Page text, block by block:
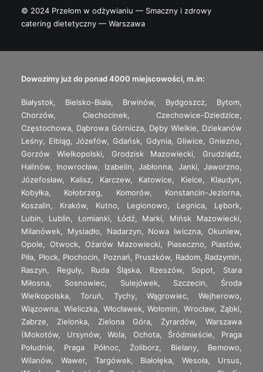
© 2024 Przełom w odżywianiu — Smaczny i zdrowy
catering dietetyczny — Warszawa
Dowozimy już do ponad 4000 miejscowości, m.in:
Białystok Bielsko-Biała Brwinów Bydgoszcz Bytom
Chorzów
Ciechocinek Czechowice-Dziedzice
Częstochowa
Dąbrowa Górnicza Dęby Wielkie
Dziekanów
Leśny
Elbląg ,Józefów ,Gdańsk Gdynia,Gliwice ,Gniezno
Gorzów Wielkopolski
Grodzisk Mazowiecki Grudziądz
Halinów
Inowrocław Izabelin ,Jabłonna Janki ,Jaworzno
Józefosław
Kalisz Karczew, Katowice Kielce Klaudyn
Kobyłka
Kołobrzeg Komorów, Konstancin-Jeziorna
Koszalin
Kraków Kutno Legionowo Legnica Lębork
Lubin
Lublin Łomianki Łódź, Marki Mińsk Mazowiecki
Milanówek
Mysiadło Nadarzyn Nowa Iwiczna ,Okuniew
Opole
Otwock Ożarów Mazowiecki Piaseczno Piastów
Piła
Płock Płochocin Poznań Pruszków Radom, Radzymin
Raszyn
Reguły, Ruda Śląska Rzeszów, Sopot
Stara
Miłosna
Sosnowiec Sulejówek Szczecin
Środa
Wielkopolska ,Toruń Tychy, Wągrowiec, Wejherowo
Wiązowna
Wieliczka, Włocławek ,Wołomin ,Wrocław Ząbki
Zabrze
Zielonka Zielona Góra Żyrardów
Warszawa
(Mokotów Ursynów,Wola Ochota, Śródmieście
Praga
Południe
Praga Północ, Żoliborz Bielany, Bemowo
Wilanów
Wawer, Targówek Białołęka ,Wesoła Ursus